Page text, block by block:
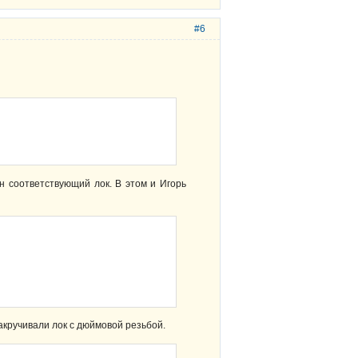
#6
лок. В этом и Игорь
лок с дюймовой резьбой.